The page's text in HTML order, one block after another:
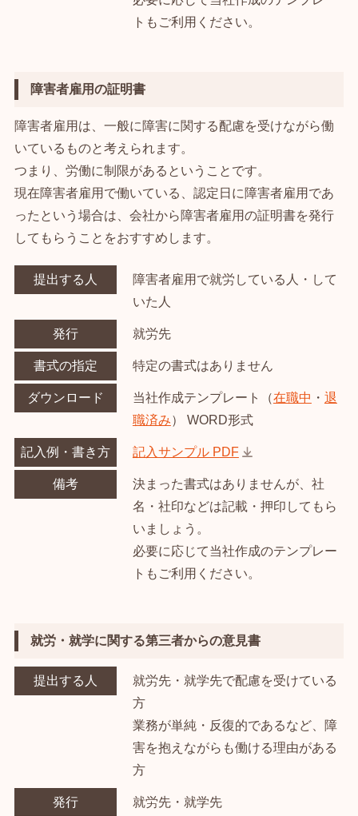
トもご利用ください。
障害者雇用の証明書
障害者雇用は、一般に障害に関する配慮を受けながら働
いているものと考えられます。
つまり、労働に制限があるということです。
現在障害者雇用で働いている、認定日に障害者雇用であ
ったという場合は、会社から障害者雇用の証明書を発行
してもらうことをおすすめします。
提出する人
障害者雇用で就労している人・して
いた人
発行 就労先
書式の指定 特定の書式はありません
ダウンロード 当社作成テンプレート（在職中 ・ 退
職済み） WORD形式
記入例・書き方 記入サンプル PDF
備考
決まった書式はありませんが、社
名・社印などは記載・押印してもら
いましょう。
必要に応じて当社作成のテンプレー
トもご利用ください。
就労・就学に関する第三者からの意見書
提出する人
就労先・就学先で配慮を受けている
方
業務が単純・反復的であるなど、障
害を抱えながらも働ける理由がある
方
発行 就労先・就学先